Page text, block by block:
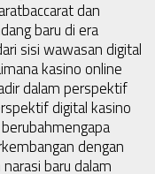
baccarat dan
baru di era
sisi wawasan digital
kasino online
dalam perspektif
digital kasino
mengapa
dengan
baru dalam